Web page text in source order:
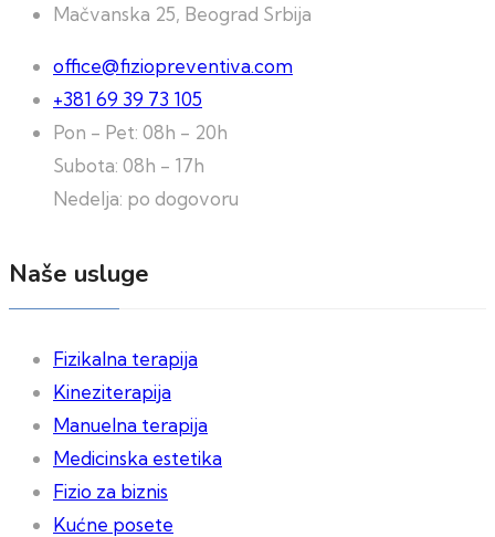
Mačvanska 25, Beograd Srbija
office@fiziopreventiva.com
+381 69 39 73 105
Pon - Pet: 08h - 20h
Subota: 08h - 17h
Nedelja: po dogovoru
Naše usluge
Fizikalna terapija
Kineziterapija
Manuelna terapija
Medicinska estetika
Fizio za biznis
Kućne posete